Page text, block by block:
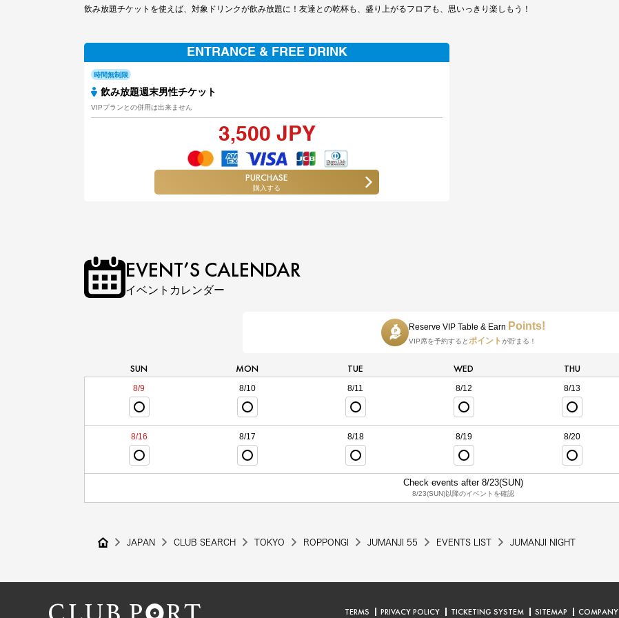
飲み放題チケットを使えば、対象ドリンクが飲み放題に！友達との乾杯も、盛り上がるフロアも、思いっきり楽しもう！
ENTRANCE & FREE DRINK
時間無制限
飲み放題週末男性チケット
VIPプランとの併用は出来ません
3,500 JPY
PURCHASE
購入する
EVENT’S CALENDAR
イベントカレンダー
Reserve VIP Table & Earn Points!
VIP席を予約すると ポイント が貯まる！
SUN MON TUE WED THU
8/9 8/10 8/11 8/12 8/13
8/16 8/17 8/18 8/19 8/20
Check events after 8/23(SUN)
8/23(SUN)以降のイベントを確認
JAPAN CLUB SEARCH TOKYO ROPPONGI JUMANJI 55 EVENTS LIST JUMANJI NIGHT
TERMS PRIVACY POLICY TICKETING SYSTEM SITEMAP COMPANY